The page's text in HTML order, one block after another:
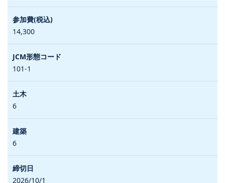
14,300
101-1
6
6
2026/10/1